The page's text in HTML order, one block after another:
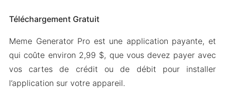
Téléchargement Gratuit
Meme Generator Pro est une application payante, et
qui coûte environ 2,99 $, que vous devez payer avec
vos cartes de crédit ou de débit pour installer
l’application sur votre appareil.